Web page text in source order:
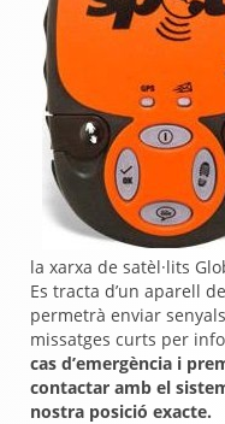
la xarxa de satèl·lits
Es tracta d’un aparell
permetrà enviar
missatges curts per
cas d’emergència i
contactar amb el
nostra posició exacte.